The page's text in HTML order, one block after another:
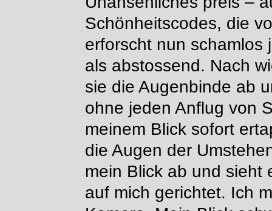
Schönheitscodes, die
erforscht nun schamlos
als abstossend. Nach
sie die Augenbinde ab
ohne jeden Anflug von
meinem Blick sofort
die Augen der
mein Blick ab und sieht
auf mich gerichtet. Ich